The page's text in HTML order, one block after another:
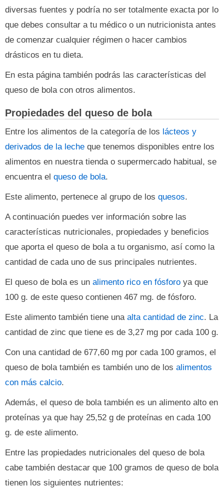
diversas fuentes y podría no ser totalmente exacta por lo
que debes consultar a tu médico o un nutricionista antes
de comenzar cualquier régimen o hacer cambios
drásticos en tu dieta.
En esta página también podrás las características del
queso de bola con otros alimentos.
Propiedades del queso de bola
Entre los alimentos de la categoría de los lácteos y
derivados de la leche que tenemos disponibles entre los
alimentos en nuestra tienda o supermercado habitual, se
encuentra el queso de bola.
Este alimento, pertenece al grupo de los quesos.
A continuación puedes ver información sobre las
características nutricionales, propiedades y beneficios
que aporta el queso de bola a tu organismo, así como la
cantidad de cada uno de sus principales nutrientes.
El queso de bola es un alimento rico en fósforo ya que
100 g. de este queso contienen 467 mg. de fósforo.
Este alimento también tiene una alta cantidad de zinc. La
cantidad de zinc que tiene es de 3,27 mg por cada 100 g.
Con una cantidad de 677,60 mg por cada 100 gramos, el
queso de bola también es también uno de los alimentos
con más calcio.
Además, el queso de bola también es un alimento alto en
proteínas ya que hay 25,52 g de proteínas en cada 100
g. de este alimento.
Entre las propiedades nutricionales del queso de bola
cabe también destacar que 100 gramos de queso de bola
tienen los siguientes nutrientes: